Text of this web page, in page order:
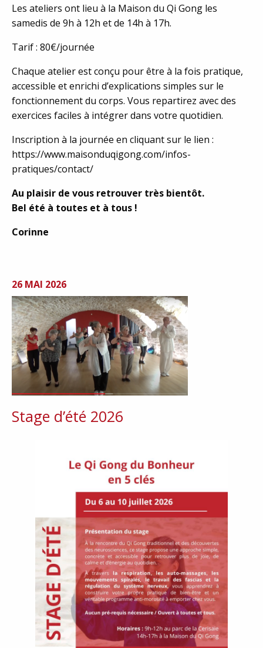
Les ateliers ont lieu à la Maison du Qi Gong les
samedis de 9h à 12h et de 14h à 17h.
Tarif : 80€/journée
Chaque atelier est conçu pour être à la fois pratique,
accessible et enrichi d’explications simples sur le
fonctionnement du corps. Vous repartirez avec des
exercices faciles à intégrer dans votre quotidien.
Inscription à la journée en cliquant sur le lien :
https://www.maisonduqigong.com/infos-
pratiques/contact/
Au plaisir de vous retrouver très bientôt.
Bel été à toutes et à tous !
Corinne
26 MAI 2026
Stage d’été 2026